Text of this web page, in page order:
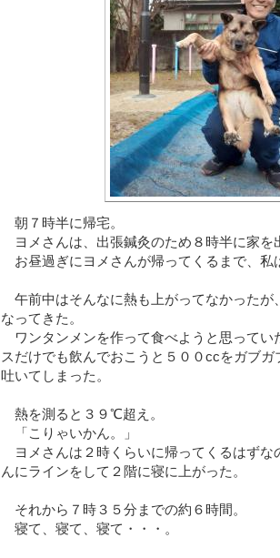
朝７時半に帰宅。
ヨメさんは、出張鍼灸のため８時半に家を
お昼過ぎにヨメさんが帰ってくるまで、私
午前中はそんなに熱も上がってなかったが
なってきた。
ワンタンメンを作って食べようと思ってい
スだけでも飲んでおこうと５００ccをガブ
吐いてしまった。
熱を測ると３９℃超え。
「こりゃいかん。」
ヨメさんは２時くらいに帰ってくるはずな
んにラインをして２階に寝に上がった。
それから７時３５分までの約６時間。
寝て、寝て、寝て・・・。